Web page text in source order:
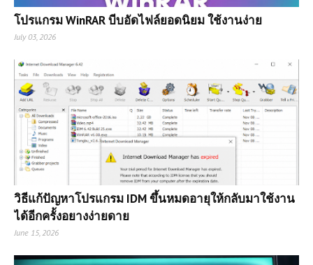
โปรแกรม WinRAR บีบอัดไฟล์ยอดนิยม ใช้งานง่าย
July 03, 2026
วิธีแก้ปัญหาโปรแกรม IDM ขึ้นหมดอายุให้กลับมาใช้งาน
ได้อีกครั้งอยางง่ายดาย
June 15, 2026